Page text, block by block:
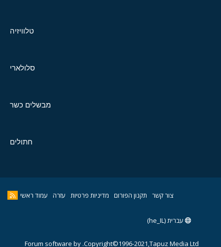
טלוויזיה
סלולארי
מבשלים כשר
חתולים
צור קשר תקנון הפורום מדיניות פרטיות עזרה עמוד ראשי
עברית (he_IL)
Copyright©1996-2021,Tapuz Media Ltd.
Forum software by